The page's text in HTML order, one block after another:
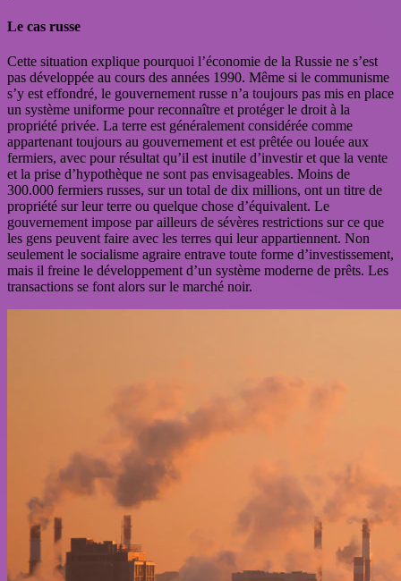
Le cas russe
Cette situation explique pourquoi l’économie de la Russie ne s’est
pas développée au cours des années 1990. Même si le communisme
s’y est effondré, le gouvernement russe n’a toujours pas mis en place
un système uniforme pour reconnaître et protéger le droit à la
propriété privée. La terre est généralement considérée comme
appartenant toujours au gouvernement et est prêtée ou louée aux
fermiers, avec pour résultat qu’il est inutile d’investir et que la vente
et la prise d’hypothèque ne sont pas envisageables. Moins de
300.000 fermiers russes, sur un total de dix millions, ont un titre de
propriété sur leur terre ou quelque chose d’équivalent. Le
gouvernement impose par ailleurs de sévères restrictions sur ce que
les gens peuvent faire avec les terres qui leur appartiennent. Non
seulement le socialisme agraire entrave toute forme d’investissement,
mais il freine le développement d’un système moderne de prêts. Les
transactions se font alors sur le marché noir.